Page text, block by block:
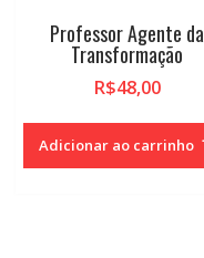
Professor Agente da
Transformação
R$48,00
Adicionar ao carrinho